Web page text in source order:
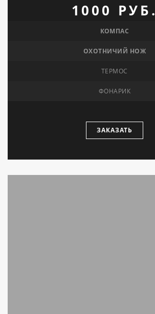
1000 РУБ.
КОМПАС
ОХОТНИЧИЙ НОЖ
ТЕРМОС
ФОНАРИК
ЗАКАЗАТЬ